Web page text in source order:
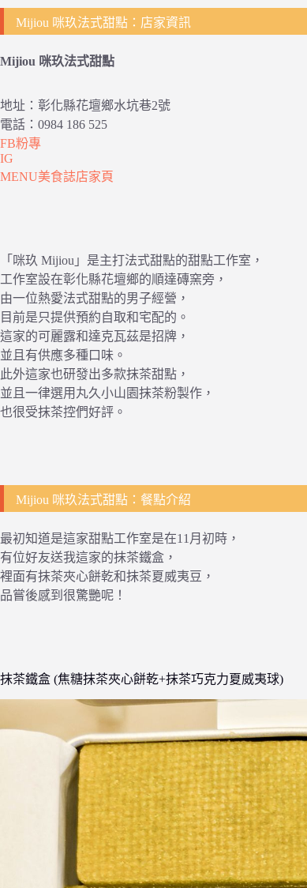
Mijiou 咪玖法式甜點：店家資訊
Mijiou 咪玖法式甜點
地址：彰化縣花壇鄉水坑巷2號
電話：0984 186 525
FB粉專
IG
MENU美食誌店家頁
「咪玖 Mijiou」是主打法式甜點的甜點工作室，
工作室設在彰化縣花壇鄉的順達磚窯旁，
由一位熱愛法式甜點的男子經營，
目前是只提供預約自取和宅配的。
這家的可麗露和達克瓦茲是招牌，
並且有供應多種口味。
此外這家也研發出多款抹茶甜點，
並且一律選用丸久小山園抹茶粉製作，
也很受抹茶控們好評。
Mijiou 咪玖法式甜點：餐點介紹
最初知道是這家甜點工作室是在11月初時，
有位好友送我這家的抹茶鐵盒，
裡面有抹茶夾心餅乾和抹茶夏威夷豆，
品嘗後感到很驚艷呢！
抹茶鐵盒 (焦糖抹茶夾心餅乾+抹茶巧克力夏威夷球)